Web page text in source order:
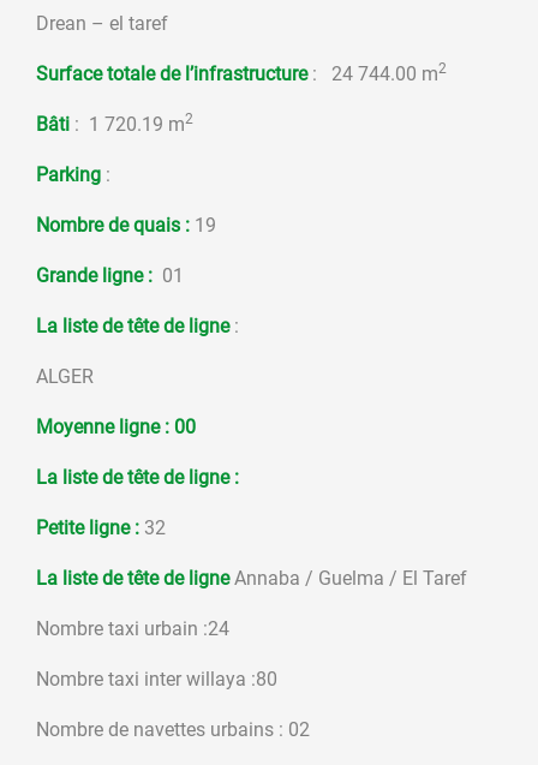
Drean – el taref
Surface totale de l’infrastructure: 24 744.00 m2
Bâti : 1 720.19 m2
Parking :
Nombre de quais : 19
Grande ligne : 01
La liste de tête de ligne :
ALGER
Moyenne ligne : 00
La liste de tête de ligne :
Petite ligne : 32
La liste de tête de ligneAnnaba / Guelma / El Taref
Nombre taxi urbain :24
Nombre taxi inter willaya :80
Nombre de navettes urbains : 02